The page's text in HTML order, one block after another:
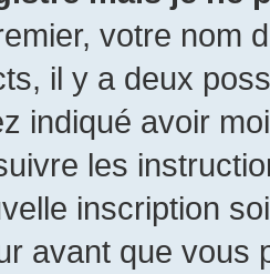
votre nom
il y a deux
indiqué avoir
les
inscription
avant que